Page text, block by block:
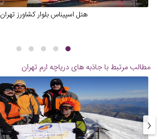
هتل اسپیناس بلوار کشاورز تهران
مطالب مرتبط با جاذبه های دریاچه ارم تهران
‹